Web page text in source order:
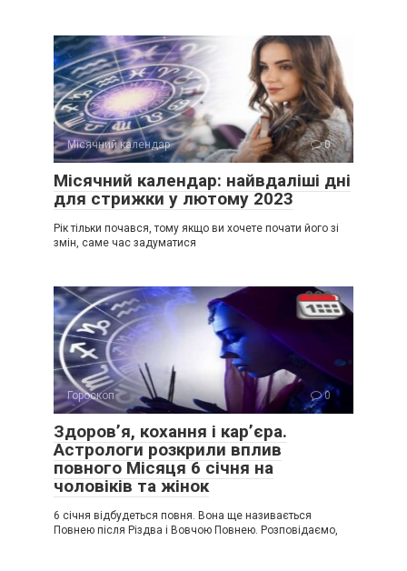
Місячний календар 0
Місячний календар: найвдаліші дні
для стрижки у лютому 2023
Рік тільки почався, тому якщо ви хочете почати його зі
змін, саме час задуматися
Гороскоп 0
Здоров’я, кохання і кар’єра.
Астрологи розкрили вплив
повного Місяця 6 січня на
чоловіків та жінок
6 січня відбудеться повня. Вона ще називається
Повнею після Різдва і Вовчою Повнею. Розповідаємо,